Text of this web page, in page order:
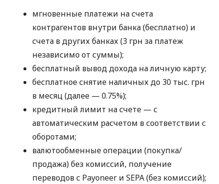
мгновенные платежи на счета
контрагентов внутри банка (бесплатно) и
счета в других банках (3 грн за платеж
независимо от суммы);
бесплатный вывод дохода на личную карту;
бесплатное снятие наличных до 30 тыс. грн
в месяц (далее — 0.75%);
кредитный лимит на счете — с
автоматическим расчетом в соответствии с
оборотами;
валютообменные операции (покупка/
продажа) без комиссий, получение
переводов с Payoneer и SEPA (без комиссий);